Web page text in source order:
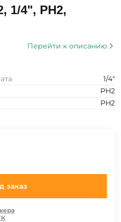
1/4", PH2,
Перейти к описанию
1/4"
PH2
PH2
заказ